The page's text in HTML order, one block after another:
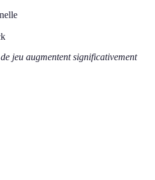
jeu augmentent significativement